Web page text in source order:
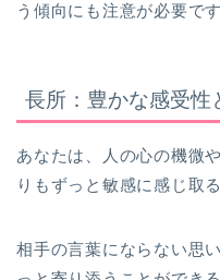
う傾向にも注意が必要です
長所：豊かな感受性
あなたは、人の心の機微
りもずっと敏感に感じ取
相手の言葉にならない思